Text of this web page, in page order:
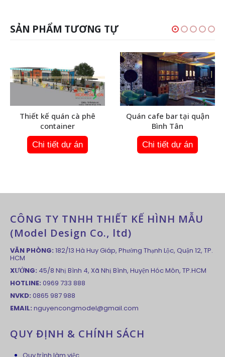
SẢN PHẨM TƯƠNG TỰ
Thiết kế quán cà phê
container
Chi tiết dự án
Quán cafe bar tại quận
Bình Tân
Chi tiết dự án
CÔNG TY TNHH THIẾT KẾ HÌNH MẪU
(Model Design Co., ltd)
VĂN PHÒNG: 182/13 Hà Huy Giáp, Phường Thạnh Lộc, Quận 12, TP.
HCM
XƯỞNG: 45/8 Nhị Bình 4, Xã Nhị Bình, Huyện Hóc Môn, TP.HCM
HOTLINE: 0969 733 888
NVKD: 0865 987 988
EMAIL: nguyencongmodel@gmail.com
QUY ĐỊNH & CHÍNH SÁCH